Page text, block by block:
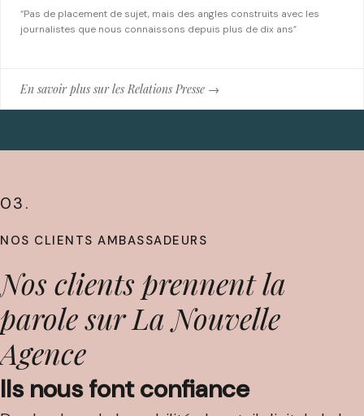
“Pas de placement de sujet, mais des angles construits avec les
journalistes que nous connaissons depuis plus de dix ans”
En savoir plus sur les Relations Presse →
03.
NOS CLIENTS AMBASSADEURS
Nos clients prennent la
parole sur La Nouvelle
Agence
Ils nous font confiance